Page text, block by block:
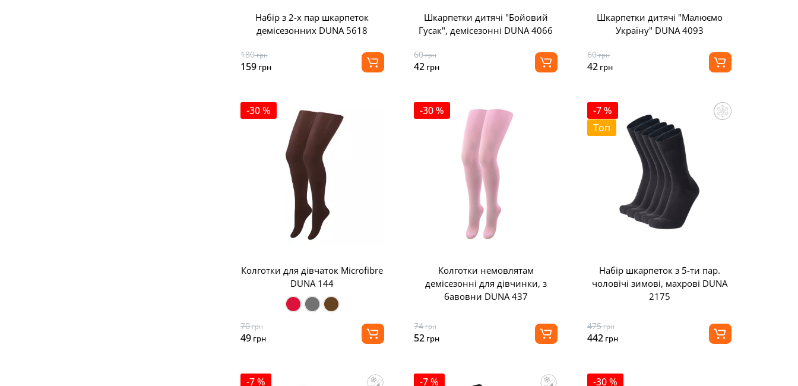
Набір з 2-х пар шкарпеток
демісезонних DUNA 5618
180грн
159грн
Шкарпетки дитячі "Бойовий
Гусак", демісезонні DUNA 4066
60грн
42грн
Шкарпетки дитячі "Малюємо
Україну" DUNA 4093
60грн
42 грн
-30 %
Колготки для дівчаток Microfibre
DUNA 144
70грн
49грн
-30 %
Колготки немовлятам
демісезонні для дівчинки, з
бавовни DUNA 437
74грн
52грн
-7 %
Топ
Набір шкарпеток з 5-ти пар.
чоловічі зимові, махрові DUNA
2175
475грн
442 грн
-7 % -7 % -30 %